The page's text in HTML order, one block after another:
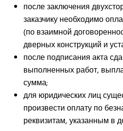
после заключения
заказчику необходимо
(по взаимной
дверных конструкций и
после подписания акта
выполненных работ,
сумма;
для юридических лиц
произвести оплату по
реквизитам, указанным в